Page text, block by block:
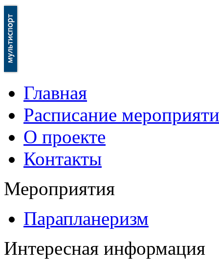
Главная
Расписание
О проекте
Контакты
Мероприятия
Парапланеризм
Интересная информация